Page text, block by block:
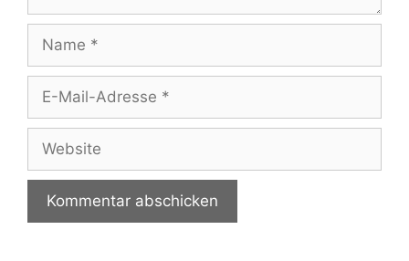
Name
Adresse
Website